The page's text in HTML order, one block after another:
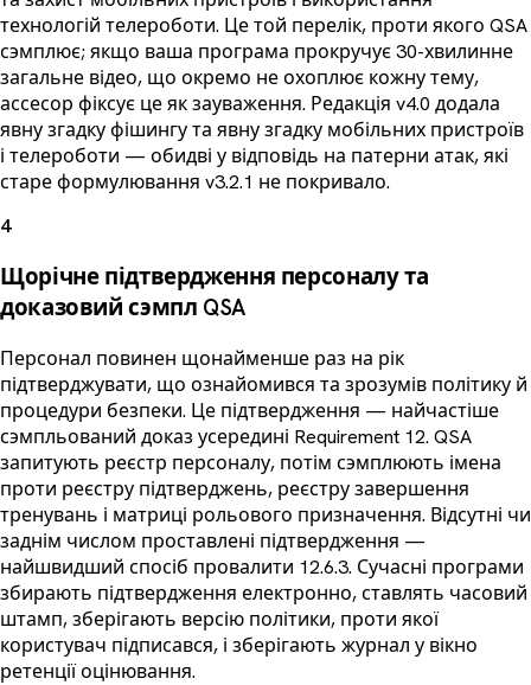
технологій телероботи. Це той перелік, проти якого QSA
сэмплює; якщо ваша програма прокручує 30-хвилинне
загальне відео, що окремо не охоплює кожну тему,
ассесор фіксує це як зауваження. Редакція v4.0 додала
явну згадку фішингу та явну згадку мобільних пристроїв
і телероботи — обидві у відповідь на патерни атак, які
старе формулювання v3.2.1 не покривало.
4
Щорічне підтвердження персоналу та
доказовий сэмпл QSA
Персонал повинен щонайменше раз на рік
підтверджувати, що ознайомився та зрозумів політику й
процедури безпеки. Це підтвердження — найчастіше
сэмпльований доказ усередині Requirement 12. QSA
запитують реєстр персоналу, потім сэмплюють імена
проти реєстру підтверджень, реєстру завершення
тренувань і матриці рольового призначення. Відсутні чи
заднім числом проставлені підтвердження —
найшвидший спосіб провалити 12.6.3. Сучасні програми
збирають підтвердження електронно, ставлять часовий
штамп, зберігають версію політики, проти якої
користувач підписався, і зберігають журнал у вікно
ретенції оцінювання.